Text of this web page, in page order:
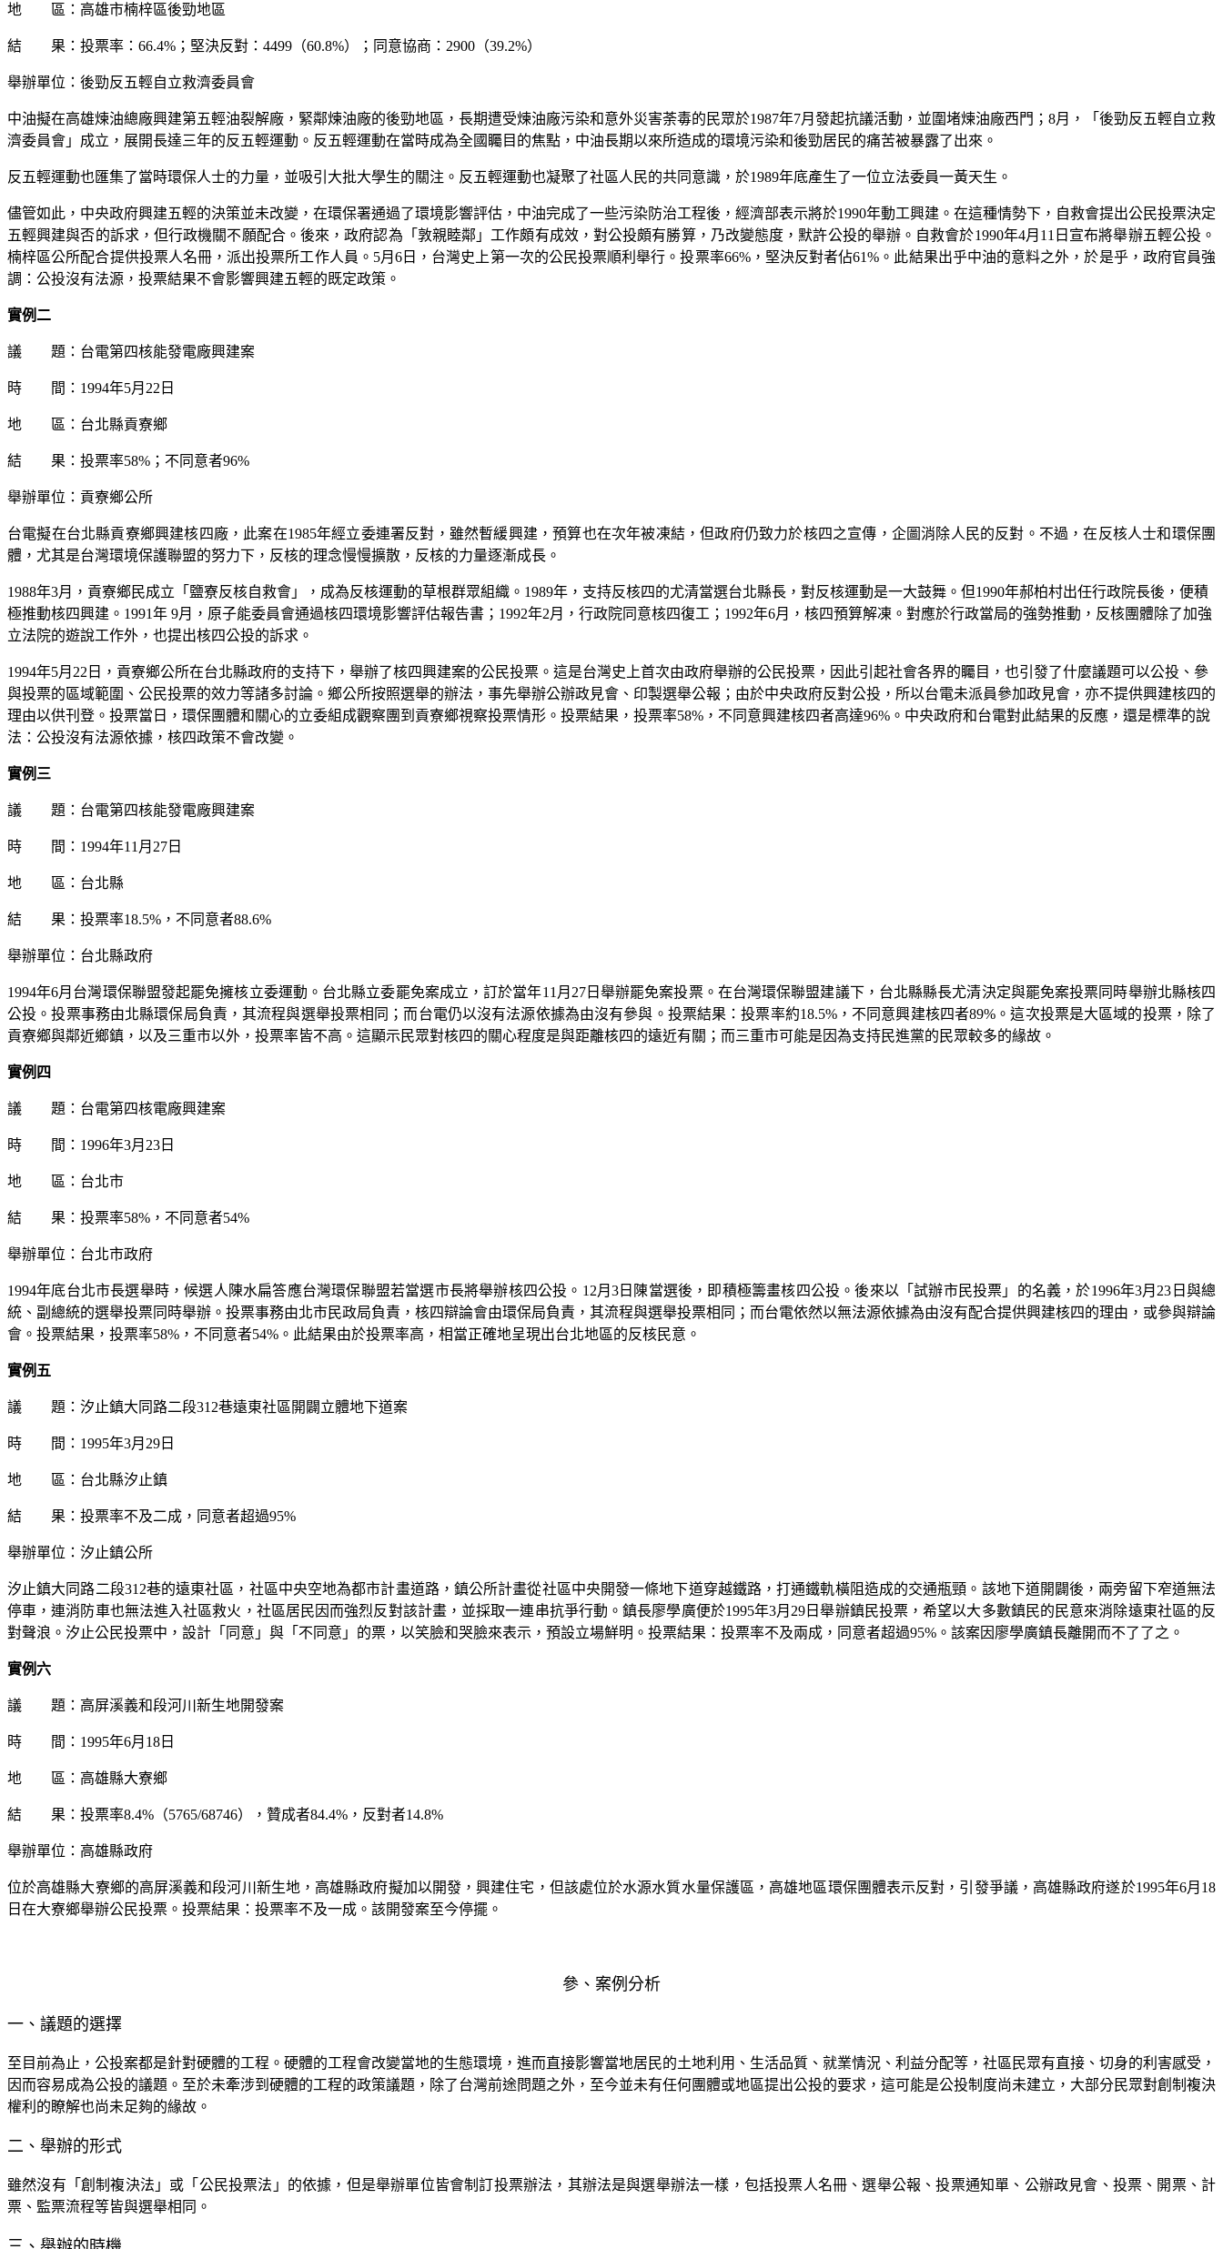
地 區：高雄市楠梓區後勁地區
結 果：投票率： 66.4% ；堅決反對： 4499 （60.8%）；同意協商： 2900 （39.2%）
舉辦單位：後勁反五輕自立救濟委員會
中油擬在高雄煉油總廠興建第五輕油裂解廠，緊鄰煉油廠的後勁地區，長期遭受煉油廠污染和意外災害荼毒的民眾於1987年7月發起抗議活動，並圍堵煉油廠西門； 8月，「後勁反五輕自立救
濟委員會」成立，展開長達三年的反五輕運動。反五輕運動在當時成為全國矚目的焦點，中油長期以來所造成的環境污染和後勁居民的痛苦被暴露了出來。
反五輕運動也匯集了當時環保人士的力量，並吸引大批大學生的關注。反五輕運動也凝聚了社區人民的共同意識，於1989年底產生了一位立法委員一黃天生。
儘管如此，中央政府興建五輕的決策並未改變，在環保署通過了環境影響評估，中油完成了一些污染防治工程後，經濟部表示將於1990年動工興建。在這種情勢下，自救會提出公民投票決定
五輕興建與否的訴求，但行政機關不願配合。後來，政府認為「敦親睦鄰」工作頗有成效，對公投頗有勝算，乃改變態度，默許公投的舉辦。自救會於1990年4月 11 日宣布將舉辦五輕公投。
楠梓區公所配合提供投票人名冊，派出投票所工作人員。 5月6 日，台灣史上第一次的公民投票順利舉行。投票率66%，堅決反對者佔61% 。此結果出乎中油的意料之外，於是乎，政府官員強
調：公投沒有法源，投票結果不會影響興建五輕的既定政策。
實例二
議 題：台電第四核能發電廠興建案
時 間： 1994年5月 22 日
地 區：台北縣貢寮鄉
結 果：投票率58% ；不同意者96%
舉辦單位：貢寮鄉公所
台電擬在台北縣貢寮鄉興建核四廠，此案在1985年經立委連署反對，雖然暫緩興建，預算也在次年被凍結，但政府仍致力於核四之宣傳，企圖消除人民的反對。不過，在反核人士和環保團
體，尤其是台灣環境保護聯盟的努力下，反核的理念慢慢擴散，反核的力量逐漸成長。
1988年3月，貢寮鄉民成立「鹽寮反核自救會」，成為反核運動的草根群眾組織。 1989年，支持反核四的尤清當選台北縣長，對反核運動是一大鼓舞。但1990年郝柏村出任行政院長後，便積
極推動核四興建。 1991年 9月，原子能委員會通過核四環境影響評估報告書； 1992年2月，行政院同意核四復工； 1992年6月，核四預算解凍。對應於行政當局的強勢推動，反核團體除了加強
立法院的遊說工作外，也提出核四公投的訴求。
1994年5月 22 日，貢寮鄉公所在台北縣政府的支持下，舉辦了核四興建案的公民投票。這是台灣史上首次由政府舉辦的公民投票，因此引起社會各界的矚目，也引發了什麼議題可以公投、參
與投票的區域範圍、公民投票的效力等諸多討論。鄉公所按照選舉的辦法，事先舉辦公辦政見會、印製選舉公報；由於中央政府反對公投，所以台電未派員參加政見會，亦不提供興建核四的
理由以供刊登。投票當日，環保團體和關心的立委組成觀察團到貢寮鄉視察投票情形。投票結果，投票率58% ，不同意興建核四者高達96% 。中央政府和台電對此結果的反應，還是標準的說
法：公投沒有法源依據，核四政策不會改變。
實例三
議 題：台電第四核能發電廠興建案
時 間： 1994年11 月 27 日
地 區：台北縣
結 果：投票率18.5% ，不同意者88.6%
舉辦單位：台北縣政府
1994年6月台灣環保聯盟發起罷免擁核立委運動。台北縣立委罷免案成立，訂於當年11 月 27日舉辦罷免案投票。在台灣環保聯盟建議下，台北縣縣長尤清決定與罷免案投票同時舉辦北縣核四
公投。投票事務由北縣環保局負責，其流程與選舉投票相同；而台電仍以沒有法源依據為由沒有參與。投票結果：投票率約18.5%，不同意興建核四者89% 。這次投票是大區域的投票，除了
貢寮鄉與鄰近鄉鎮，以及三重市以外，投票率皆不高。這顯示民眾對核四的關心程度是與距離核四的遠近有關；而三重市可能是因為支持民進黨的民眾較多的緣故。
實例四
議 題：台電第四核電廠興建案
時 間： 1996年3月 23 日
地 區：台北市
結 果：投票率58% ，不同意者54%
舉辦單位：台北市政府
1994年底台北市長選舉時，候選人陳水扁答應台灣環保聯盟若當選市長將舉辦核四公投。 12月3 日陳當選後，即積極籌畫核四公投。後來以「試辦市民投票」的名義，於1996年3月 23 日與總
統、副總統的選舉投票同時舉辦。投票事務由北市民政局負責，核四辯論會由環保局負責，其流程與選舉投票相同；而台電依然以無法源依據為由沒有配合提供興建核四的理由，或參與辯論
會。投票結果，投票率58% ，不同意者54% 。此結果由於投票率高，相當正確地呈現出台北地區的反核民意。
實例五
議 題：汐止鎮大同路二段312巷遠東社區開闢立體地下道案
時 間： 1995年3月 29 日
地 區：台北縣汐止鎮
結 果：投票率不及二成，同意者超過95%
舉辦單位：汐止鎮公所
汐止鎮大同路二段312巷的遠東社區，社區中央空地為都市計畫道路，鎮公所計畫從社區中央開發一條地下道穿越鐵路，打通鐵軌橫阻造成的交通瓶頸。該地下道開闢後，兩旁留下窄道無法
停車，連消防車也無法進入社區救火，社區居民因而強烈反對該計畫，並採取一連串抗爭行動。鎮長廖學廣便於1995年3月 29 日舉辦鎮民投票，希望以大多數鎮民的民意來消除遠東社區的反
對聲浪。汐止公民投票中，設計「同意」與「不同意」的票，以笑臉和哭臉來表示，預設立場鮮明。投票結果：投票率不及兩成，同意者超過95% 。該案因廖學廣鎮長離開而不了了之。
實例六
議 題：高屏溪義和段河川新生地開發案
時 間： 1995年6月 18 日
地 區：高雄縣大寮鄉
結 果：投票率8.4% （5765/68746），贊成者84.4% ，反對者14.8%
舉辦單位：高雄縣政府
位於高雄縣大寮鄉的高屏溪義和段河川新生地，高雄縣政府擬加以開發，興建住宅，但該處位於水源水質水量保護區，高雄地區環保團體表示反對，引發爭議，高雄縣政府遂於1995年6月 18
日在大寮鄉舉辦公民投票。投票結果：投票率不及一成。該開發案至今停擺。
參、案例分析
一、議題的選擇
至目前為止，公投案都是針對硬體的工程。硬體的工程會改變當地的生態環境，進而直接影響當地居民的土地利用、生活品質、就業情況、利益分配等，社區民眾有直接、切身的利害感受，
因而容易成為公投的議題。至於未牽涉到硬體的工程的政策議題，除了台灣前途問題之外，至今並未有任何團體或地區提出公投的要求，這可能是公投制度尚未建立，大部分民眾對創制複決
權利的瞭解也尚未足夠的緣故。
二、舉辦的形式
雖然沒有「創制複決法」或「公民投票法」的依據，但是舉辦單位皆會制訂投票辦法，其辦法是與選舉辦法一樣，包括投票人名冊、選舉公報、投票通知單、公辦政見會、投票、開票、計
票、監票流程等皆與選舉相同。